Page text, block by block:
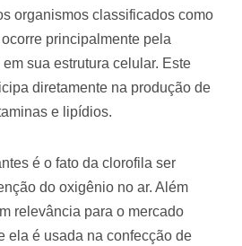
organismos classificados como
principalmente pela
sua estrutura celular. Este
diretamente na produção de
e lipídios.
é o fato da clorofila ser
do oxigênio no ar. Além
relevância para o mercado
ela é usada na confecção de